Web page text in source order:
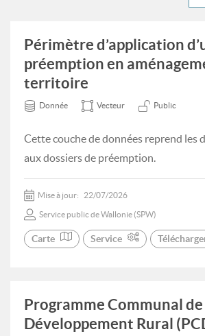
Périmètre d’application
préemption en
territoire
Donnée Vecteur Public
Cette couche de données reprend les
aux dossiers de préemption.
Mise à jour: 22/07/2026
Service public de Wallonie (SPW)
Carte Service
Programme Communal de
Développement Rural